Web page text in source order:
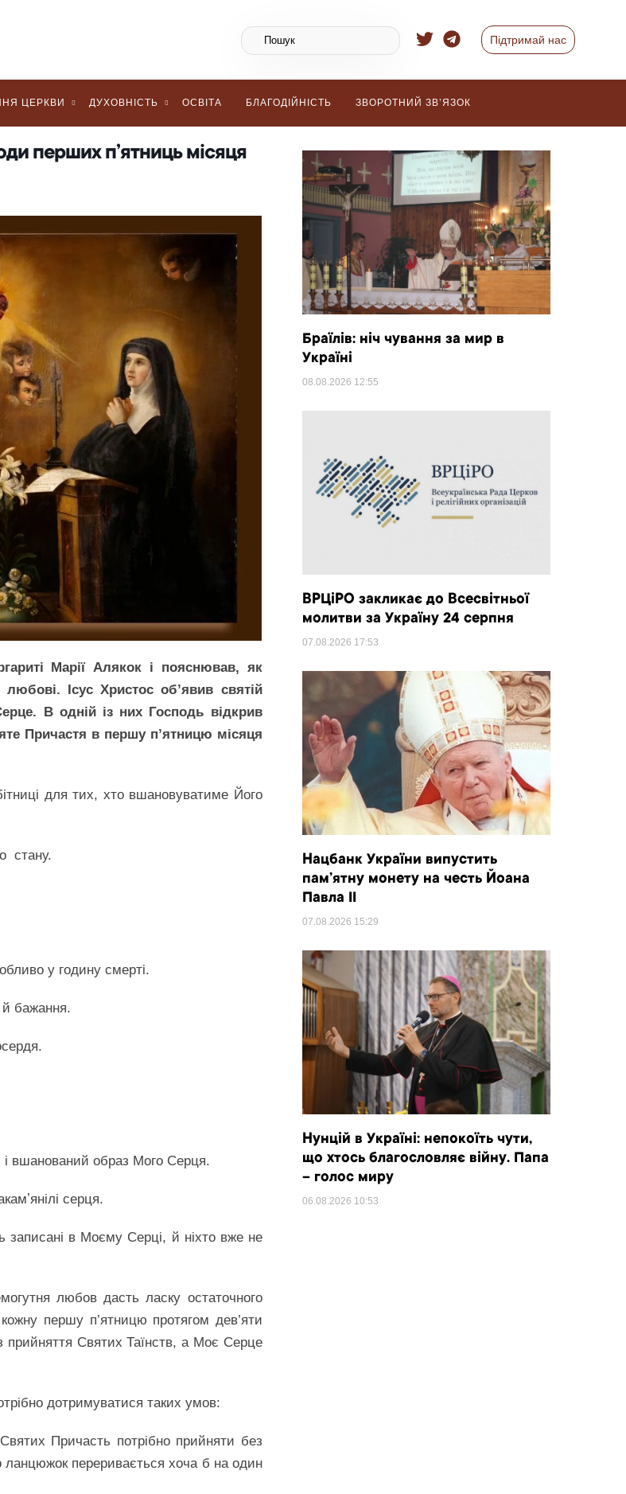
Підтримай нас
ЦЕРКВИ ДУХОВНІСТЬ ОСВІТА БЛАГОДІЙНІСТЬ ЗВОРОТНИЙ ЗВ’ЯЗОК
перших п’ятниць місяця
Марії Алякок і пояснював, як
Ісус Христос об’явив святій
В одній із них Господь відкрив
Причастя в першу п’ятницю місяця
для тих, хто вшановуватиме Його
стану.
у годину смерті.
й бажання.
вшанований образ Мого Серця.
серця.
записані в Моєму Серці, й ніхто вже не
любов дасть ласку остаточного
першу п’ятницю протягом дев’яти
прийняття Святих Таїнств, а Моє Серце
дотримуватися таких умов:
Причасть потрібно прийняти без
ланцюжок переривається хоча б на один
Браїлів: ніч чування за мир в
Україні
08.08.2026 12:55
ВРЦіРО закликає до Всесвітньої
молитви за Україну 24 серпня
07.08.2026 17:53
Нацбанк України випустить
пам’ятну монету на честь Йоана
Павла II
07.08.2026 15:29
Нунцій в Україні: непокоїть чути,
що хтось благословляє війну. Папа
– голос миру
06.08.2026 10:53